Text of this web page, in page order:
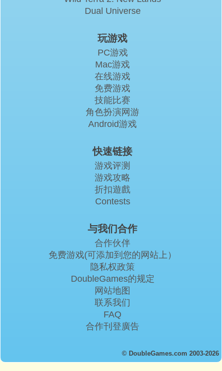
Dual Universe
玩游戏
PC游戏
Mac游戏
在线游戏
免费游戏
技能比赛
角色扮演网游
Android游戏
快速链接
游戏评测
游戏攻略
折扣遊戲
Contests
与我们合作
合作伙伴
免费游戏(可添加到您的网站上）
隐私权政策
DoubleGames的规定
网站地图
联系我们
FAQ
合作刊登廣告
© DoubleGames.com 2003-2026